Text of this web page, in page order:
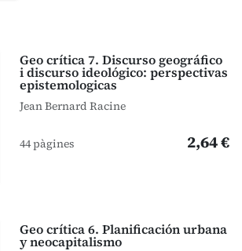
Geo crítica 7. Discurso geográfico
i discurso ideológico: perspectivas
epistemologicas
Jean Bernard Racine
44 pàgines 2,64 €
Geo crítica 6. Planificación urbana
y neocapitalismo